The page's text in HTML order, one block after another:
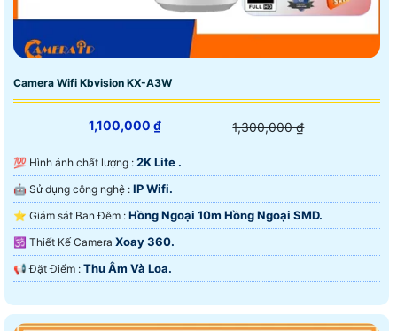
Camera Wifi Kbvision KX-A3W
1,100,000 ₫ 1,300,000 ₫
💯 Hình ảnh chất lượng : 2K Lite .
🤖️ Sử dụng công nghệ : IP Wifi.
⭐ Giám sát Ban Đêm : Hồng Ngoại 10m Hồng Ngoại SMD.
🕉️ Thiết Kế Camera Xoay 360.
️📢 Đặt Điểm : Thu Âm Và Loa.